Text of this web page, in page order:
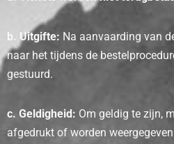
b. Uitgifte: Na aanvaarding van
naar het tijdens de
gestuurd.
c. Geldigheid: Om geldig te zijn,
afgedrukt of worden